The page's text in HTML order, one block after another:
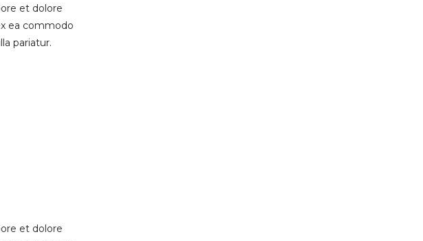
et dolore
ea commodo
pariatur.
et dolore